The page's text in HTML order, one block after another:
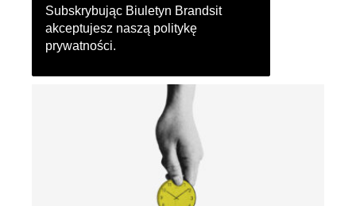
Subskrybując Biuletyn Brandsit
akceptujesz naszą politykę
prywatności.